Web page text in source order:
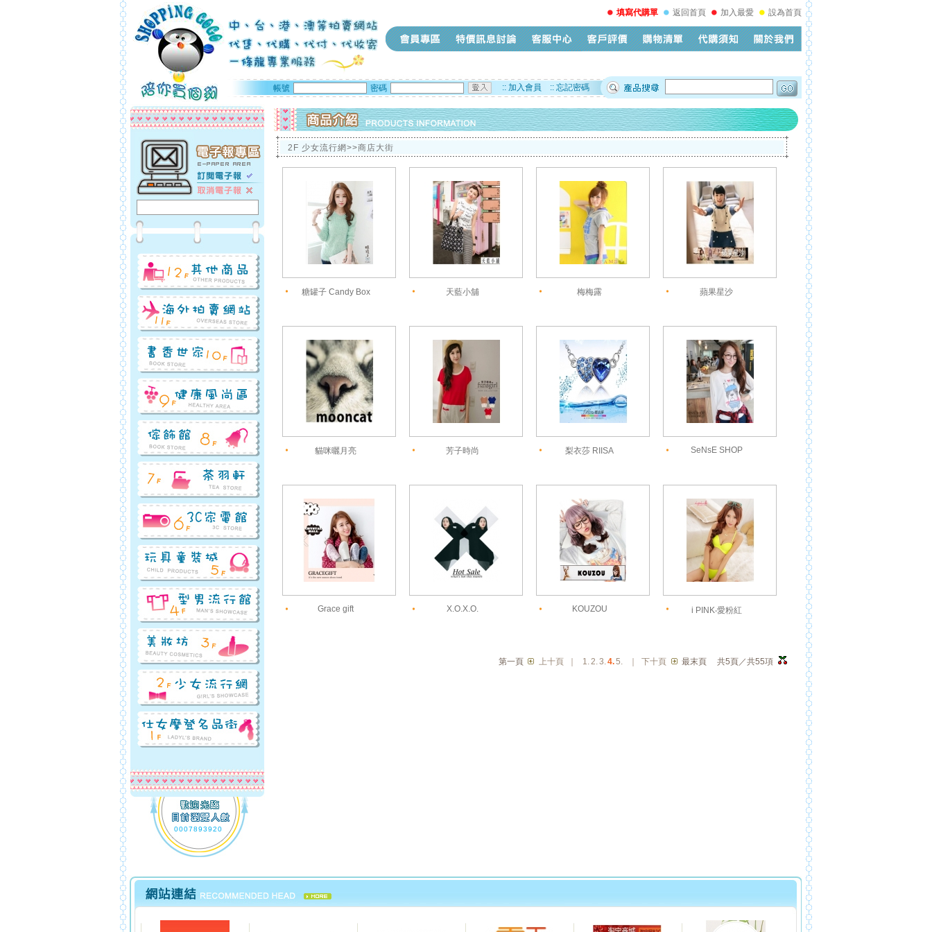
填寫代購單 返回首頁 加入最愛 設為首頁
帳號 密碼 :: 加入會員 :: 忘記密碼
0007893920
2F 少女流行網>>商店大街
糖罐子 Candy Box 天藍小舖 梅梅露 蘋果星沙
貓咪曬月亮 芳子時尚 梨衣莎 RIISA SeNsE SHOP
Grace gift X.O.X.O. KOUZOU i PINK‧愛粉紅
第一頁 上十頁 1.2.3.4.5. 下十頁 最末頁 共5頁／共55項